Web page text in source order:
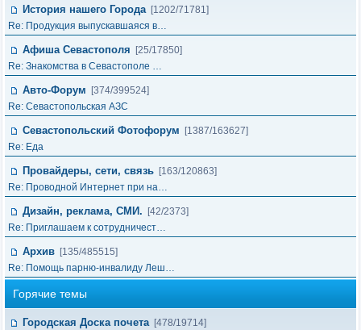
История нашего Города [1202/71781]
Re: Продукция выпускавшаяся в…
Афиша Севастополя
[25/17850]
Re: Знакомства в Севастополе …
Авто-Форум
[374/399524]
Re: Севастопольская АЗС
Севастопольский Фотофорум
[1387/163627]
Re: Еда
Провайдеры, сети, связь [163/120863]
Re: Проводной Интернет при на…
Дизайн, реклама, СМИ.
[42/2373]
Re: Приглашаем к сотрудничест…
Архив [135/485515]
Re: Помощь парню-инвалиду Леш…
Горячие темы
Городская Доска почета [478/19714]